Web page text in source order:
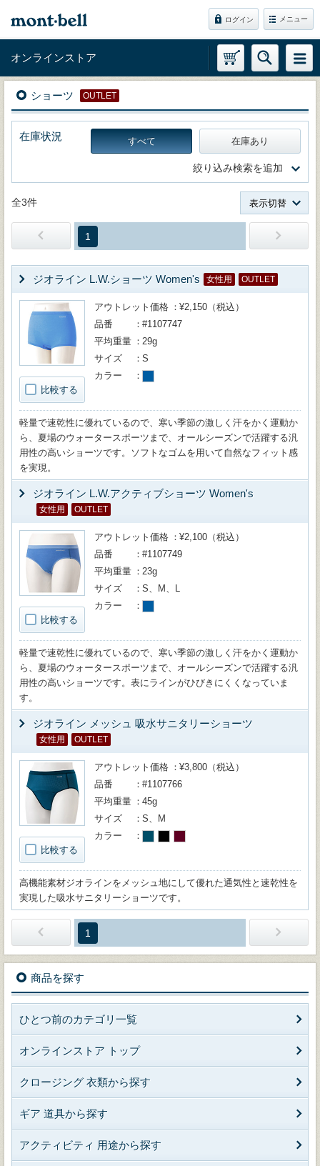
ログイン メニュー
オンラインストア
ショーツ OUTLET
在庫状況 すべて 在庫あり
絞り込み検索を追加
全3件 表示切替
1
ジオライン L.W.ショーツ Women's 女性用 OUTLET
比較する
アウトレット価格
¥2,150（税込）
品番
#1107747
平均重量
29g
サイズ
S
カラー
軽量で速乾性に優れているので、寒い季節の激しく汗をかく運動か
ら、夏場のウォータースポーツまで、オールシーズンで活躍する汎
用性の高いショーツです。ソフトなゴムを用いて自然なフィット感
を実現。
ジオライン L.W.アクティブショーツ Women's
女性用 OUTLET
比較する
アウトレット価格
¥2,100（税込）
品番
#1107749
平均重量
23g
サイズ
S、M、L
カラー
軽量で速乾性に優れているので、寒い季節の激しく汗をかく運動か
ら、夏場のウォータースポーツまで、オールシーズンで活躍する汎
用性の高いショーツです。表にラインがひびきにくくなっていま
す。
ジオライン メッシュ 吸水サニタリーショーツ
女性用 OUTLET
比較する
アウトレット価格
¥3,800（税込）
品番
#1107766
平均重量
45g
サイズ
S、M
カラー
高機能素材ジオラインをメッシュ地にして優れた通気性と速乾性を
実現した吸水サニタリーショーツです。
1
商品を探す
ひとつ前のカテゴリ一覧
オンラインストア トップ
クロージング 衣類から探す
ギア 道具から探す
アクティビティ 用途から探す